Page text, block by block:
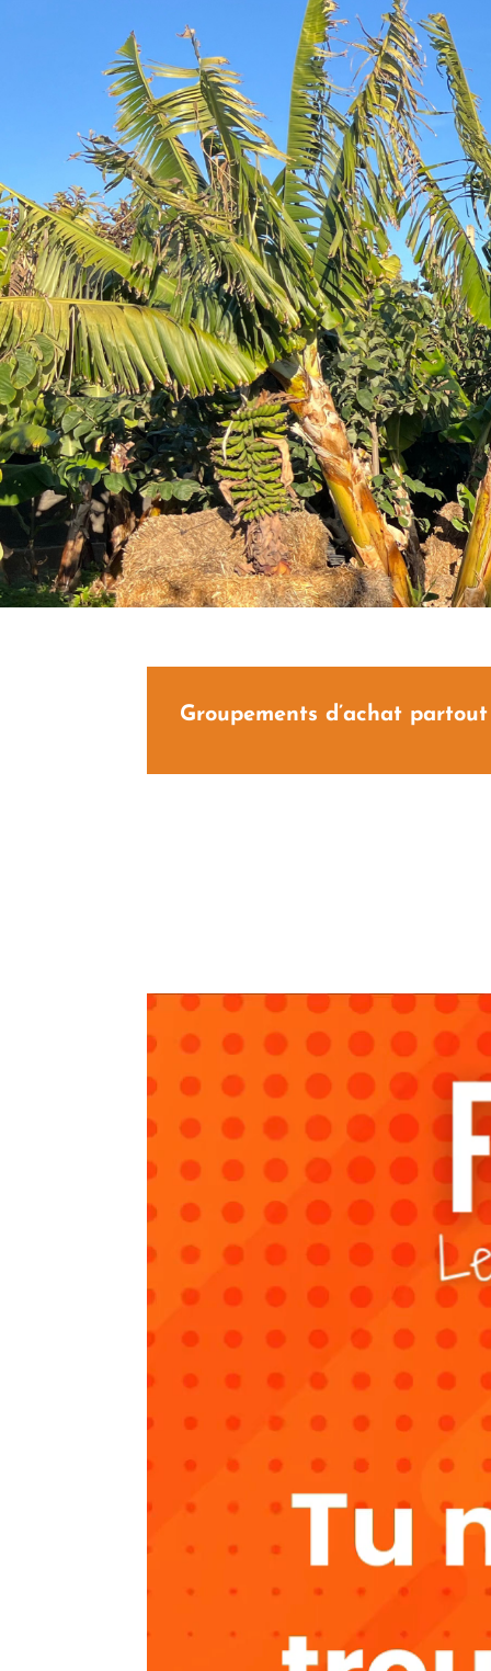
Groupements d’achat